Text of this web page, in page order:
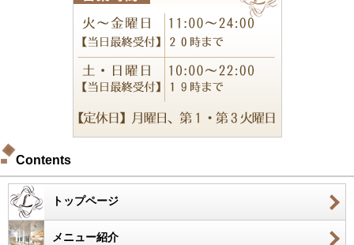
Contents
トップページ
メニュー紹介